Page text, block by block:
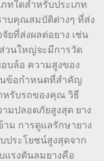
ทใดสำหรับประเภท
าบคุณสมบัติต่างๆ ที่ส่ง
ยที่ส่งผลต่อยาง เช่น
วนใหญ่จะมีการวัด
บล้อ ความสูงของ
นข้อกำหนดที่สำคัญ
หรับรถของคุณ วิธี
มปลอดภัยสูงสุด ยาง
ม การดูแลรักษายาง
ประโยชน์สูงสุดจาก
แรงดันลมยางคือ